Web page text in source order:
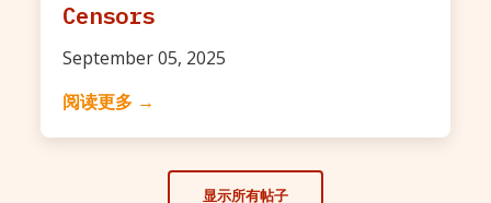
Censors
September 05, 2025
阅读更多 →
显示所有帖子